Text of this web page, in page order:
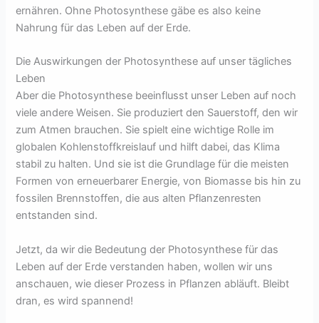
ernähren. Ohne Photosynthese gäbe es also keine
Nahrung für das Leben auf der Erde.
Die Auswirkungen der Photosynthese auf unser tägliches
Leben
Aber die Photosynthese beeinflusst unser Leben auf noch
viele andere Weisen. Sie produziert den Sauerstoff, den wir
zum Atmen brauchen. Sie spielt eine wichtige Rolle im
globalen Kohlenstoffkreislauf und hilft dabei, das Klima
stabil zu halten. Und sie ist die Grundlage für die meisten
Formen von erneuerbarer Energie, von Biomasse bis hin zu
fossilen Brennstoffen, die aus alten Pflanzenresten
entstanden sind.
Jetzt, da wir die Bedeutung der Photosynthese für das
Leben auf der Erde verstanden haben, wollen wir uns
anschauen, wie dieser Prozess in Pflanzen abläuft. Bleibt
dran, es wird spannend!